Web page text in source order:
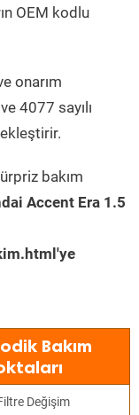
OEM kodlu
onarım
4077 sayılı
bakım
Accent Era 1.5
Bakım
Değişim